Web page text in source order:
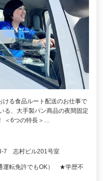
ける食品ルート配送のお仕事で
る、大手製パン商品の夜間固定
＜6つの特長＞…
7 志村ビル201号室
運転免許でもOK） ★学歴不